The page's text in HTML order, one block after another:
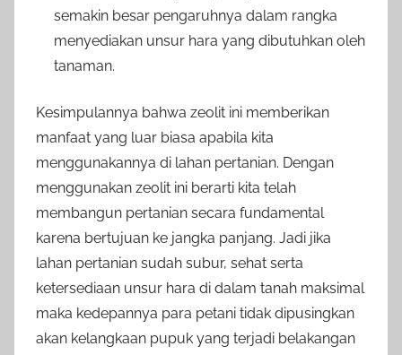
semakin besar pengaruhnya dalam rangka
menyediakan unsur hara yang dibutuhkan oleh
tanaman.
Kesimpulannya bahwa zeolit ini memberikan
manfaat yang luar biasa apabila kita
menggunakannya di lahan pertanian. Dengan
menggunakan zeolit ini berarti kita telah
membangun pertanian secara fundamental
karena bertujuan ke jangka panjang. Jadi jika
lahan pertanian sudah subur, sehat serta
ketersediaan unsur hara di dalam tanah maksimal
maka kedepannya para petani tidak dipusingkan
akan kelangkaan pupuk yang terjadi belakangan